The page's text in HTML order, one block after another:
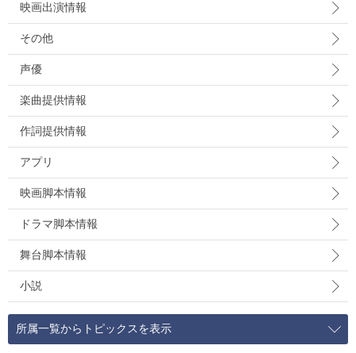
映画出演情報
その他
声優
楽曲提供情報
作詞提供情報
アプリ
映画脚本情報
ドラマ脚本情報
舞台脚本情報
小説
所属一覧からトピックスを表示